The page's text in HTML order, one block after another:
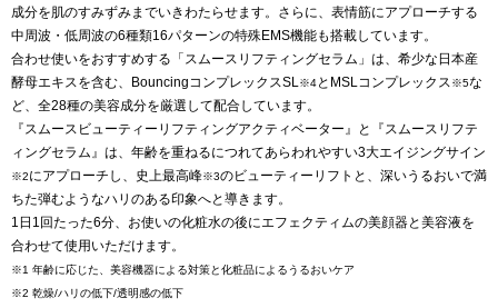
成分を肌のすみずみまでいきわたらせます。さらに、表情筋にアプローチする
中周波・低周波の6種類16パターンの特殊EMS機能も搭載しています。
合わせ使いをおすすめする「スムースリフティングセラム」は、希少な日本産
酵母エキスを含む、BouncingコンプレックスSL ※4とMSLコンプレックス ※5な
ど、全28種の美容成分を厳選して配合しています。
『スムースビューティーリフティングアクティベーター』と『スムースリフテ
ィングセラム』は、年齢を重ねるにつれてあらわれやすい3大エイジングサイン
※2にアプローチし、史上最高峰※3のビューティーリフトと、深いうるおいで満
ちた弾むようなハリのある印象へと導きます。
1日1回たった6分、お使いの化粧水の後にエフェクティムの美顔器と美容液を
合わせて使用いただけます。
※1 年齢に応じた、美容機器による対策と化粧品によるうるおいケア
※2 乾燥/ハリの低下/透明感の低下